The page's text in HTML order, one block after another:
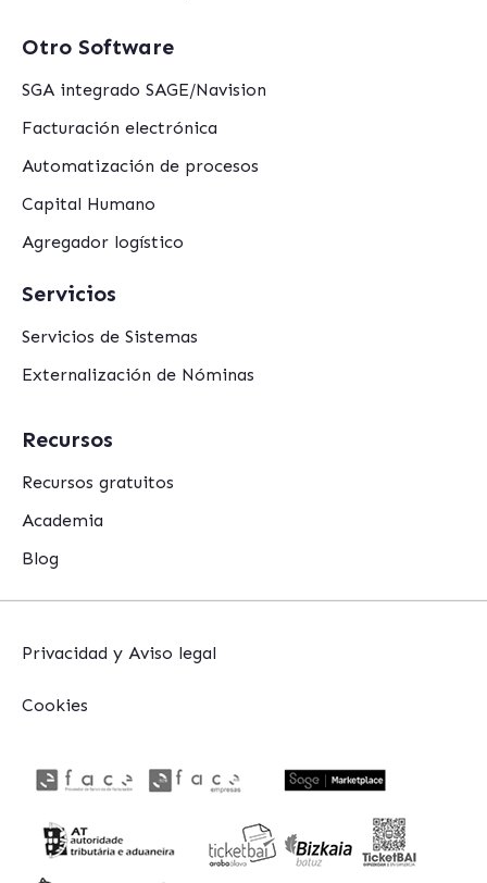
Otro Software
SGA integrado SAGE/Navision
Facturación electrónica
Automatización de procesos
Capital Humano
Agregador logístico
Servicios
Servicios de Sistemas
Externalización de Nóminas
Recursos
Recursos gratuitos
Academia
Blog
Privacidad y Aviso legal
Cookies